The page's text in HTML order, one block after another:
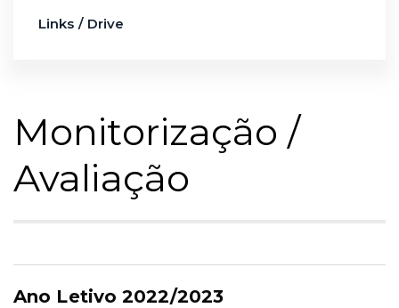
Links / Drive
Monitorização /
Avaliação
Ano Letivo 2022/2023